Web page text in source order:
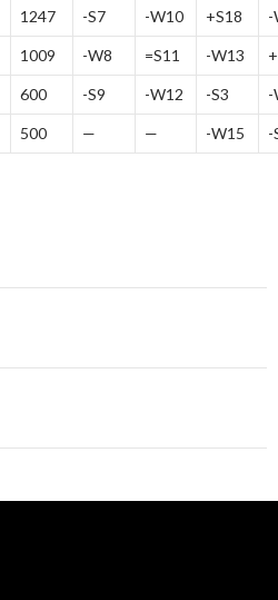
1247 -S7 -W10 +S18 -
1009 -W8 =S11 -W13
600 -S9 -W12 -S3 -
500 — — -W15 -